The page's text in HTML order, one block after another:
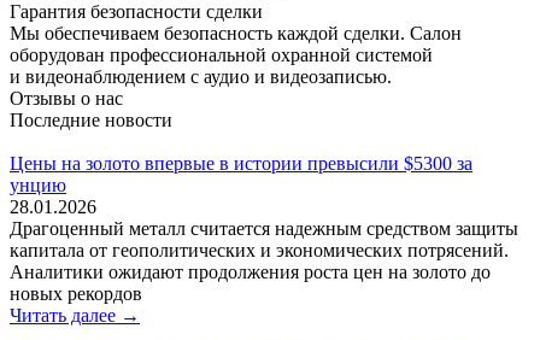
Гарантия безопасности сделки
Мы обеспечиваем безопасность каждой сделки. Салон
оборудован профессиональной охранной системой
и видеонаблюдением с аудио и видеозаписью.
Отзывы о нас
Последние новости
Цены на золото впервые в истории превысили $5300 за
унцию
28.01.2026
Драгоценный металл считается надежным средством защиты
капитала от геополитических и экономических потрясений.
Аналитики ожидают продолжения роста цен на золото до
новых рекордов
Читать далее →